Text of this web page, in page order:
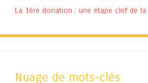
La 1ère donation : une étape clef de la
Nuage de mots-clés